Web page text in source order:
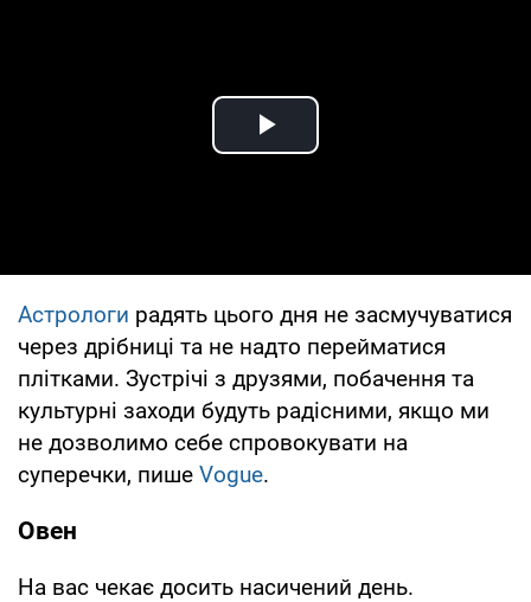
Play Video
Астрологи радять цього дня не засмучуватися
через дрібниці та не надто перейматися
плітками. Зустрічі з друзями, побачення та
культурні заходи будуть радісними, якщо ми
не дозволимо себе спровокувати на
суперечки, пише Vogue.
Овен
На вас чекає досить насичений день.